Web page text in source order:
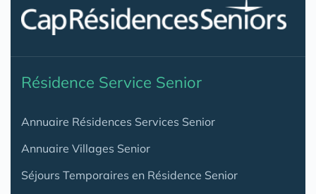
Résidence Service Senior
Annuaire Résidences Services Senior
Annuaire Villages Senior
Séjours Temporaires en Résidence Senior